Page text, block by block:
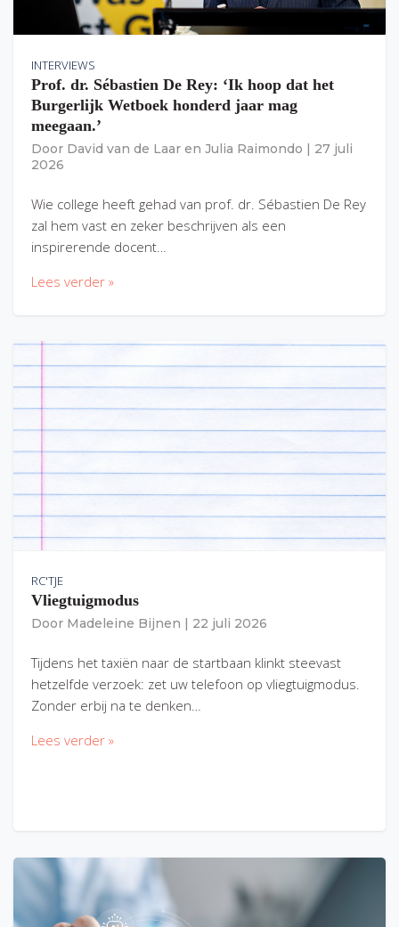
INTERVIEWS
Prof. dr. Sébastien De Rey: ‘Ik hoop dat het
Burgerlijk Wetboek honderd jaar mag
meegaan.’
Door David van de Laar en Julia Raimondo
27 juli
2026
Wie college heeft gehad van prof. dr. Sébastien De Rey
zal hem vast en zeker beschrijven als een
inspirerende docent…
Lees verder »
RC'TJE
Vliegtuigmodus
Door Madeleine Bijnen 22 juli 2026
Tijdens het taxiën naar de startbaan klinkt steevast
hetzelfde verzoek: zet uw telefoon op vliegtuigmodus.
Zonder erbij na te denken…
Lees verder »